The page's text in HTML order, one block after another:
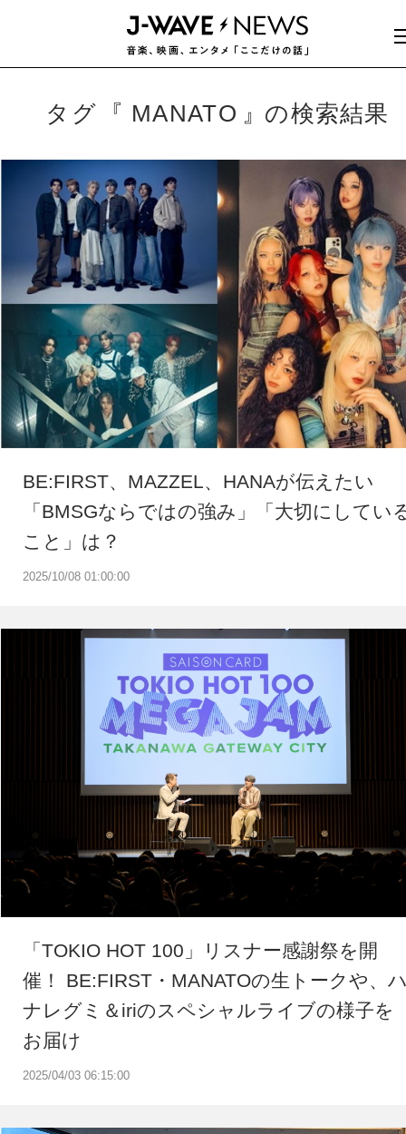
タグ MANATO の検索結果
2025/10/08 01:00:00
BE:FIRST、MAZZEL、HANAが伝えたい
「BMSGならではの強み」「大切にしてい
こと」は？
2025/04/03 06:15:00
「TOKIO HOT 100」リスナー感謝祭を開
催！ BE:FIRST・MANATOの生トークや、
ナレグミ＆iriのスペシャルライブの様子を
お届け